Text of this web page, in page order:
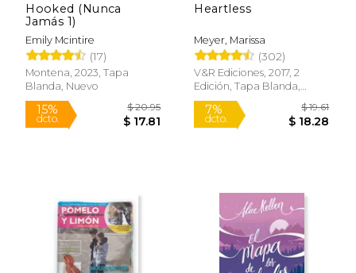
Hooked (Nunca
Jamás 1)
Emily Mcintire
(17)
Montena, 2023, Tapa
Blanda, Nuevo
Heartless
Meyer, Marissa
(302)
V&R Ediciones, 2017, 2
Edición, Tapa Blanda,
Nuevo